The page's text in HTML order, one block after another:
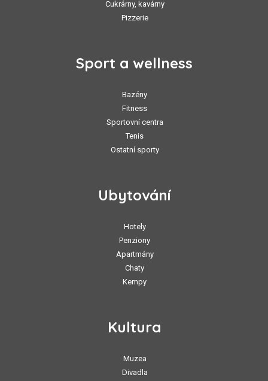
Cukrárny, kavárny
Pizzerie
Sport a wellness
Bazény
Fitness
Sportovní centra
Tenis
Ostatní sporty
Ubytování
Hotely
Penziony
Apartmány
Chaty
Kempy
Kultura
Muzea
Divadla